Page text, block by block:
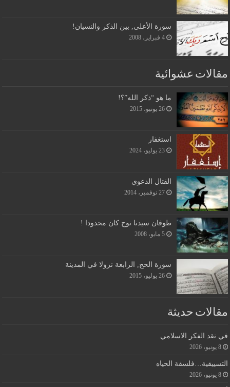
سورة الأعلى, بين الذكر والنسيان!
4 فبراير، 2008
مقالات عشوائية
ما هو “ذكر الله”؟!
26 يونيو، 2015
استغفار
23 يوليو، 2024
القتال الدعوي
27 نوفمبر، 2014
طوفان سيدنا نوح كان محدودا !
5 مايو، 2008
سورة الحج, الرابعة نزولا في المدينة
26 يوليو، 2015
مقالات حديثة
في نقد الفكر الاسلامي
8 يونيو، 2026
التسييقية…فلسفة الحياه
8 يونيو، 2026